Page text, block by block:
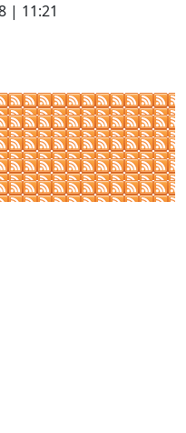
| 11:21